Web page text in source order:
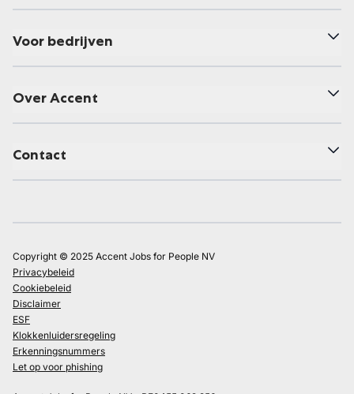
Voor bedrijven
Over Accent
Contact
Copyright © 2025 Accent Jobs for People NV
Privacybeleid
Cookiebeleid
Disclaimer
ESF
Klokkenluidersregeling
Erkenningsnummers
Let op voor phishing